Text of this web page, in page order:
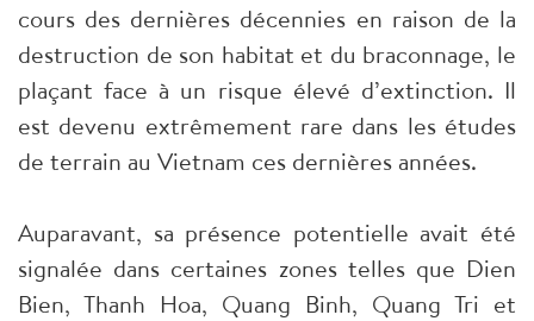
cours des dernières décennies en raison de la
destruction de son habitat et du braconnage, le
plaçant face à un risque élevé d’extinction. Il
est devenu extrêmement rare dans les études
de terrain au Vietnam ces dernières années.
Auparavant, sa présence potentielle avait été
signalée dans certaines zones telles que Dien
Bien, Thanh Hoa, Quang Binh, Quang Tri et